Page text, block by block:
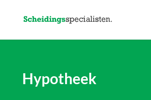
Hypotheek